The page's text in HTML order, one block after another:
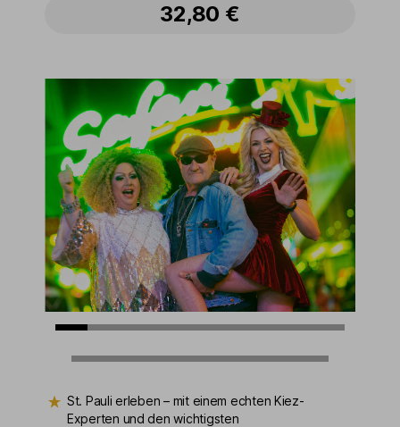
32,80 €
St. Pauli erleben – mit einem echten Kiez-
Experten und den wichtigsten